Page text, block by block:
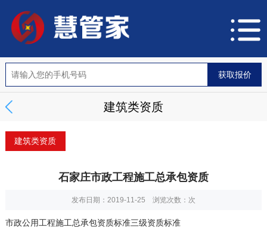
建筑类资质
建筑类资质
石家庄市政工程施工总承包资质
发布日期：2019-11-25 浏览次数： 次
市政公用工程施工总承包资质标准三级资质标准